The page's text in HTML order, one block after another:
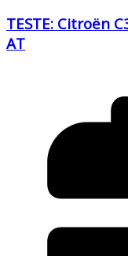
TESTE: Citroën
AT